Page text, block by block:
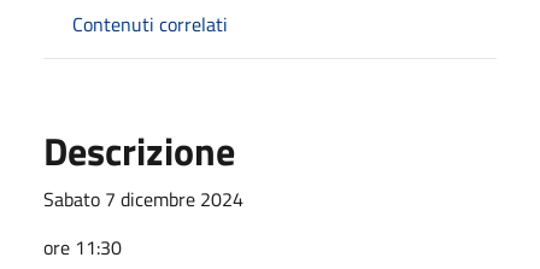
Contenuti correlati
Descrizione
Sabato 7 dicembre 2024
ore 11:30